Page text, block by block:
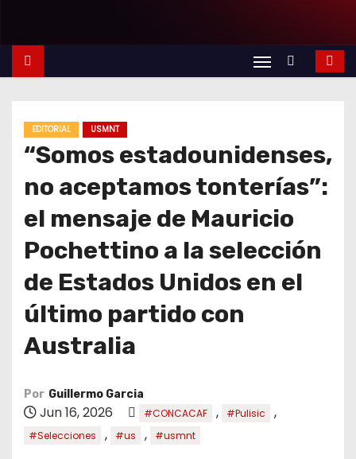
i
EDITORIAL USMNT
“Somos estadounidenses,
no aceptamos tonterías”:
el mensaje de Mauricio
Pochettino a la selección
de Estados Unidos en el
último partido con
Australia
Por Guillermo Garcia
Jun 16, 2026 #CONCACAF , #Pulisic ,
#Selecciones , #us , #usmnt